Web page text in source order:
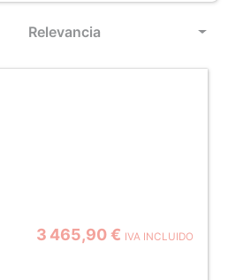
Relevancia
3 465,90 € IVA INCLUIDO